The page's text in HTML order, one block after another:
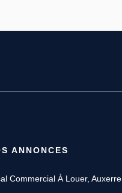
ANNONCES
Commercial À Louer, Auxerre